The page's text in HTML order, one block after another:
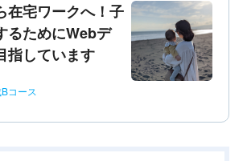
在宅ワークへ！子
るためにWebデ
指しています
コース